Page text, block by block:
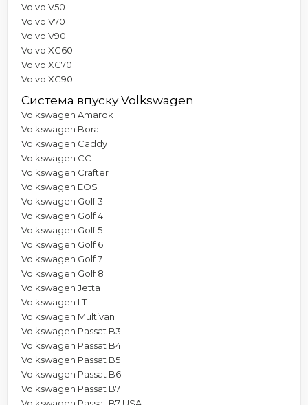
Volvo V50
Volvo V70
Volvo V90
Volvo XC60
Volvo XC70
Volvo XC90
Система впуску Volkswagen
Volkswagen Amarok
Volkswagen Bora
Volkswagen Caddy
Volkswagen CC
Volkswagen Crafter
Volkswagen EOS
Volkswagen Golf 3
Volkswagen Golf 4
Volkswagen Golf 5
Volkswagen Golf 6
Volkswagen Golf 7
Volkswagen Golf 8
Volkswagen Jetta
Volkswagen LT
Volkswagen Multivan
Volkswagen Passat B3
Volkswagen Passat B4
Volkswagen Passat B5
Volkswagen Passat B6
Volkswagen Passat B7
Volkswagen Passat B7 USA